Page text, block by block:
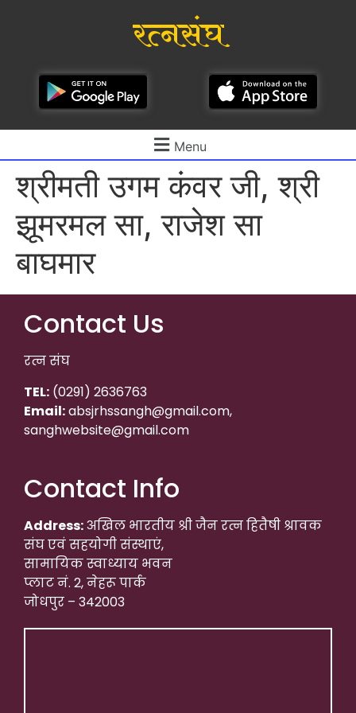
रत्नसंघ
Menu
श्रीमती उगम कंवर जी, श्री
झूमरमल सा, राजेश सा
बाघमार
Contact Us
रत्न संघ
TEL: (0291) 2636763
Email:absjrhssangh@gmail.com,
sanghwebsite@gmail.com
Contact Info
Address:अखिल भारतीय श्री जैन रत्न हितैषी श्रावक
संघ एवं सहयोगी संस्थाएं,
सामायिक स्वाध्याय भवन
प्लाट नं. 2, नेहरू पार्क
जोधपुर – 342003